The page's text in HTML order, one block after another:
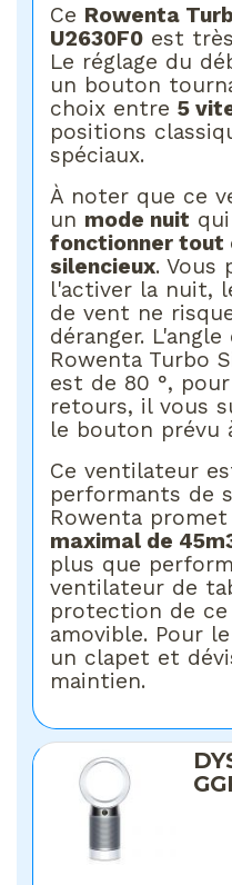
Ce Rowenta
U2630F0 est
Le réglage du
un bouton
choix entre5
positions
spéciaux.
À noter que ce
un mode nuit
fonctionner tout
silencieux. Vous
l'activer la nuit,
de vent ne
déranger.
Rowenta Turbo
est de 80 °,
retours, il vous
le bouton prévu
Ce ventilateur
performants de
Rowenta
maximal de
plus que
ventilateur de
protection de
amovible. Pour
un clapet et
maintien.